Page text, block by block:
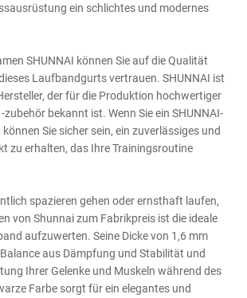
ein schlichtes und modernes
SHUNNAI können Sie auf die Qualität
Laufbandgurts vertrauen. SHUNNAI ist
der für die Produktion hochwertiger
bekannt ist. Wenn Sie ein SHUNNAI-
Sie sicher sein, ein zuverlässiges und
zu erhalten, das Ihre Trainingsroutine
spazieren gehen oder ernsthaft laufen,
von Shunnai zum Fabrikpreis ist die ideale
aufzuwerten. Seine Dicke von 1,6 mm
aus Dämpfung und Stabilität und
Ihrer Gelenke und Muskeln während des
Farbe sorgt für ein elegantes und